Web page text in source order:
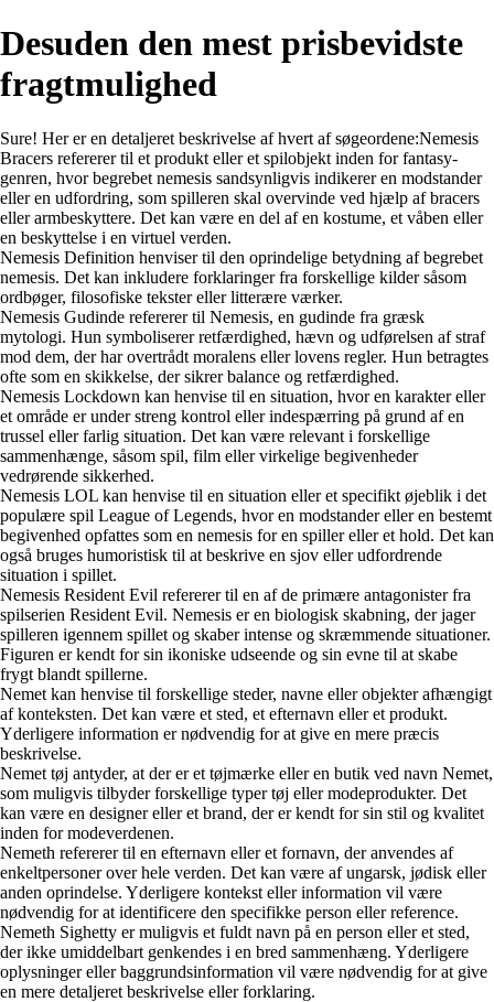
Desuden den mest prisbevidste
fragtmulighed
Sure! Her er en detaljeret beskrivelse af hvert af søgeordene:Nemesis
Bracers refererer til et produkt eller et spilobjekt inden for fantasy-
genren, hvor begrebet nemesis sandsynligvis indikerer en modstander
eller en udfordring, som spilleren skal overvinde ved hjælp af bracers
eller armbeskyttere. Det kan være en del af en kostume, et våben eller
en beskyttelse i en virtuel verden.
Nemesis Definition henviser til den oprindelige betydning af begrebet
nemesis. Det kan inkludere forklaringer fra forskellige kilder såsom
ordbøger, filosofiske tekster eller litterære værker.
Nemesis Gudinde refererer til Nemesis, en gudinde fra græsk
mytologi. Hun symboliserer retfærdighed, hævn og udførelsen af straf
mod dem, der har overtrådt moralens eller lovens regler. Hun betragtes
ofte som en skikkelse, der sikrer balance og retfærdighed.
Nemesis Lockdown kan henvise til en situation, hvor en karakter eller
et område er under streng kontrol eller indespærring på grund af en
trussel eller farlig situation. Det kan være relevant i forskellige
sammenhænge, såsom spil, film eller virkelige begivenheder
vedrørende sikkerhed.
Nemesis LOL kan henvise til en situation eller et specifikt øjeblik i det
populære spil League of Legends, hvor en modstander eller en bestemt
begivenhed opfattes som en nemesis for en spiller eller et hold. Det kan
også bruges humoristisk til at beskrive en sjov eller udfordrende
situation i spillet.
Nemesis Resident Evil refererer til en af de primære antagonister fra
spilserien Resident Evil. Nemesis er en biologisk skabning, der jager
spilleren igennem spillet og skaber intense og skræmmende situationer.
Figuren er kendt for sin ikoniske udseende og sin evne til at skabe
frygt blandt spillerne.
Nemet kan henvise til forskellige steder, navne eller objekter afhængigt
af konteksten. Det kan være et sted, et efternavn eller et produkt.
Yderligere information er nødvendig for at give en mere præcis
beskrivelse.
Nemet tøj antyder, at der er et tøjmærke eller en butik ved navn Nemet,
som muligvis tilbyder forskellige typer tøj eller modeprodukter. Det
kan være en designer eller et brand, der er kendt for sin stil og kvalitet
inden for modeverdenen.
Nemeth refererer til en efternavn eller et fornavn, der anvendes af
enkeltpersoner over hele verden. Det kan være af ungarsk, jødisk eller
anden oprindelse. Yderligere kontekst eller information vil være
nødvendig for at identificere den specifikke person eller reference.
Nemeth Sighetty er muligvis et fuldt navn på en person eller et sted,
der ikke umiddelbart genkendes i en bred sammenhæng. Yderligere
oplysninger eller baggrundsinformation vil være nødvendig for at give
en mere detaljeret beskrivelse eller forklaring.